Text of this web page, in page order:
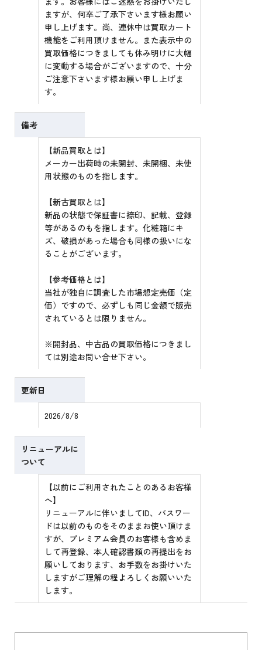
ますが、何卒ご了承下さいます様お願い
申し上げます。尚、連休中は買取カート
機能をご利用頂けません。また表示中の
買取価格につきましても休み明けに大幅
に変動する場合がございますので、十分
ご注意下さいます様お願い申し上げま
す。
備考
【新品買取とは】
メーカー出荷時の未開封、未開梱、未使
用状態のものを指します。
【新古買取とは】
新品の状態で保証書に捺印、記載、登録
等があるのもを指します。化粧箱にキ
ズ、破損があった場合も同様の扱いにな
ることがございます。
【参考価格とは】
当社が独自に調査した市場想定売価（定
価）ですので、必ずしも同じ金額で販売
されているとは限りません。
※開封品、中古品の買取価格につきまし
ては別途お問い合せ下さい。
更新日
2026/8/8
リニューアルに
ついて
【以前にご利用されたことのあるお客様
へ】
リニューアルに伴いましてID、パスワー
ドは以前のものをそのままお使い頂けま
すが、プレミアム会員のお客様も含めま
して再登録、本人確認書類の再提出をお
願いしております、お手数をお掛けいた
しますがご理解の程よろしくお願いいた
します。